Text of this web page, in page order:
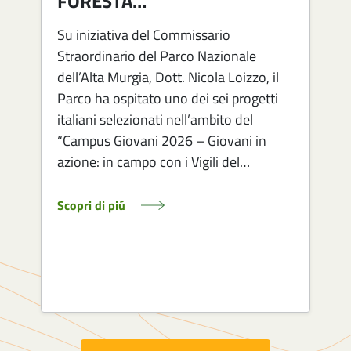
Su iniziativa del Commissario
Straordinario del Parco Nazionale
dell’Alta Murgia, Dott. Nicola Loizzo, il
Parco ha ospitato uno dei sei progetti
italiani selezionati nell’ambito del
“Campus Giovani 2026 – Giovani in
azione: in campo con i Vigili del…
Scopri di piú